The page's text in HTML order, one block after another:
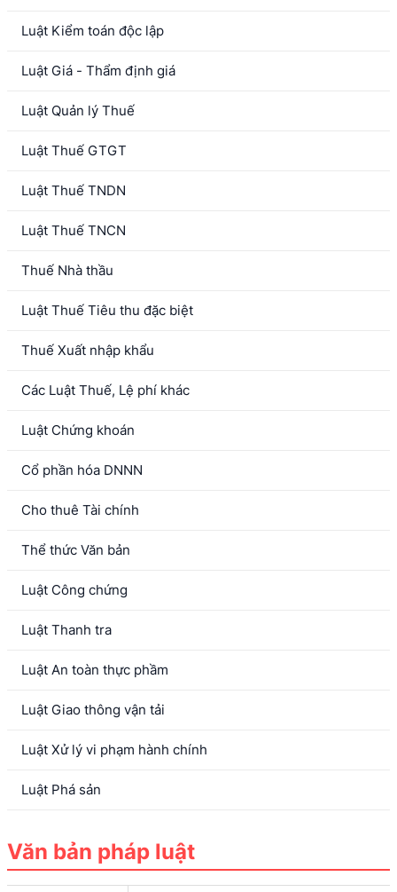
Luật Kiểm toán độc lập
Luật Giá - Thẩm định giá
Luật Quản lý Thuế
Luật Thuế GTGT
Luật Thuế TNDN
Luật Thuế TNCN
Thuế Nhà thầu
Luật Thuế Tiêu thu đặc biệt
Thuế Xuất nhập khẩu
Các Luật Thuế, Lệ phí khác
Luật Chứng khoán
Cổ phần hóa DNNN
Cho thuê Tài chính
Thể thức Văn bản
Luật Công chứng
Luật Thanh tra
Luật An toàn thực phầm
Luật Giao thông vận tải
Luật Xử lý vi phạm hành chính
Luật Phá sản
Văn bản pháp luật